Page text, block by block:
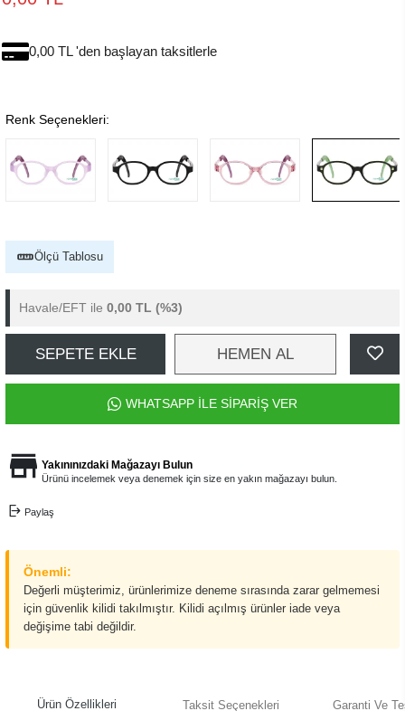
0,00 TL 'den başlayan taksitlerle
Renk Seçenekleri:
Ölçü Tablosu
Havale/EFT ile 0,00 TL (%3)
SEPETE EKLE HEMEN AL
WHATSAPP İLE SİPARİŞ VER
Yakınınızdaki Mağazayı Bulun
Ürünü incelemek veya denemek için size en yakın mağazayı bulun.
Paylaş
Önemli:
Değerli müşterimiz, ürünlerimize deneme sırasında zarar gelmemesi
için güvenlik kilidi takılmıştır. Kilidi açılmış ürünler iade veya
değişime tabi değildir.
Ürün Özellikleri Taksit Seçenekleri Garanti Ve